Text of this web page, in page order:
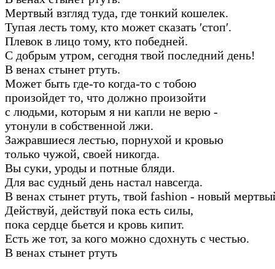
Мертвый взгляд туда, где тонкий кошелек.
Тупая лесть тому, кто может сказать ′стоп′.
Плевок в лицо тому, кто победней.
С добрым утром, сегодня твой последний день!
В венах стынет ртуть.
Может быть где-то когда-то с тобою
произойдет то, что должно произойти
с людьми, которым я ни капли не верю -
утонули в собственной лжи.
Зажравшиеся лестью, порнухой и кровью
только чужой, своей никогда.
Вы суки, уроды и потные бляди.
Для вас судный день настал навсегда.
В венах стынет ртуть, твой fashion - новый
Действуй, действуй пока есть силы,
пока сердце бьется и кровь кипит.
Есть же тот, за кого можно сдохнуть с честью.
В венах стынет ртуть